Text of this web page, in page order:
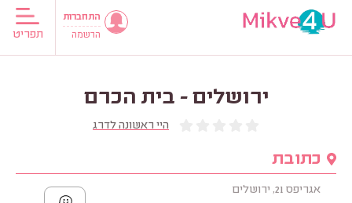
תפריט
התחברות
הרשמה
ירושלים - בית הכרם
היי ראשונה לדרג
כתובת
אגריפס 21, ירושלים